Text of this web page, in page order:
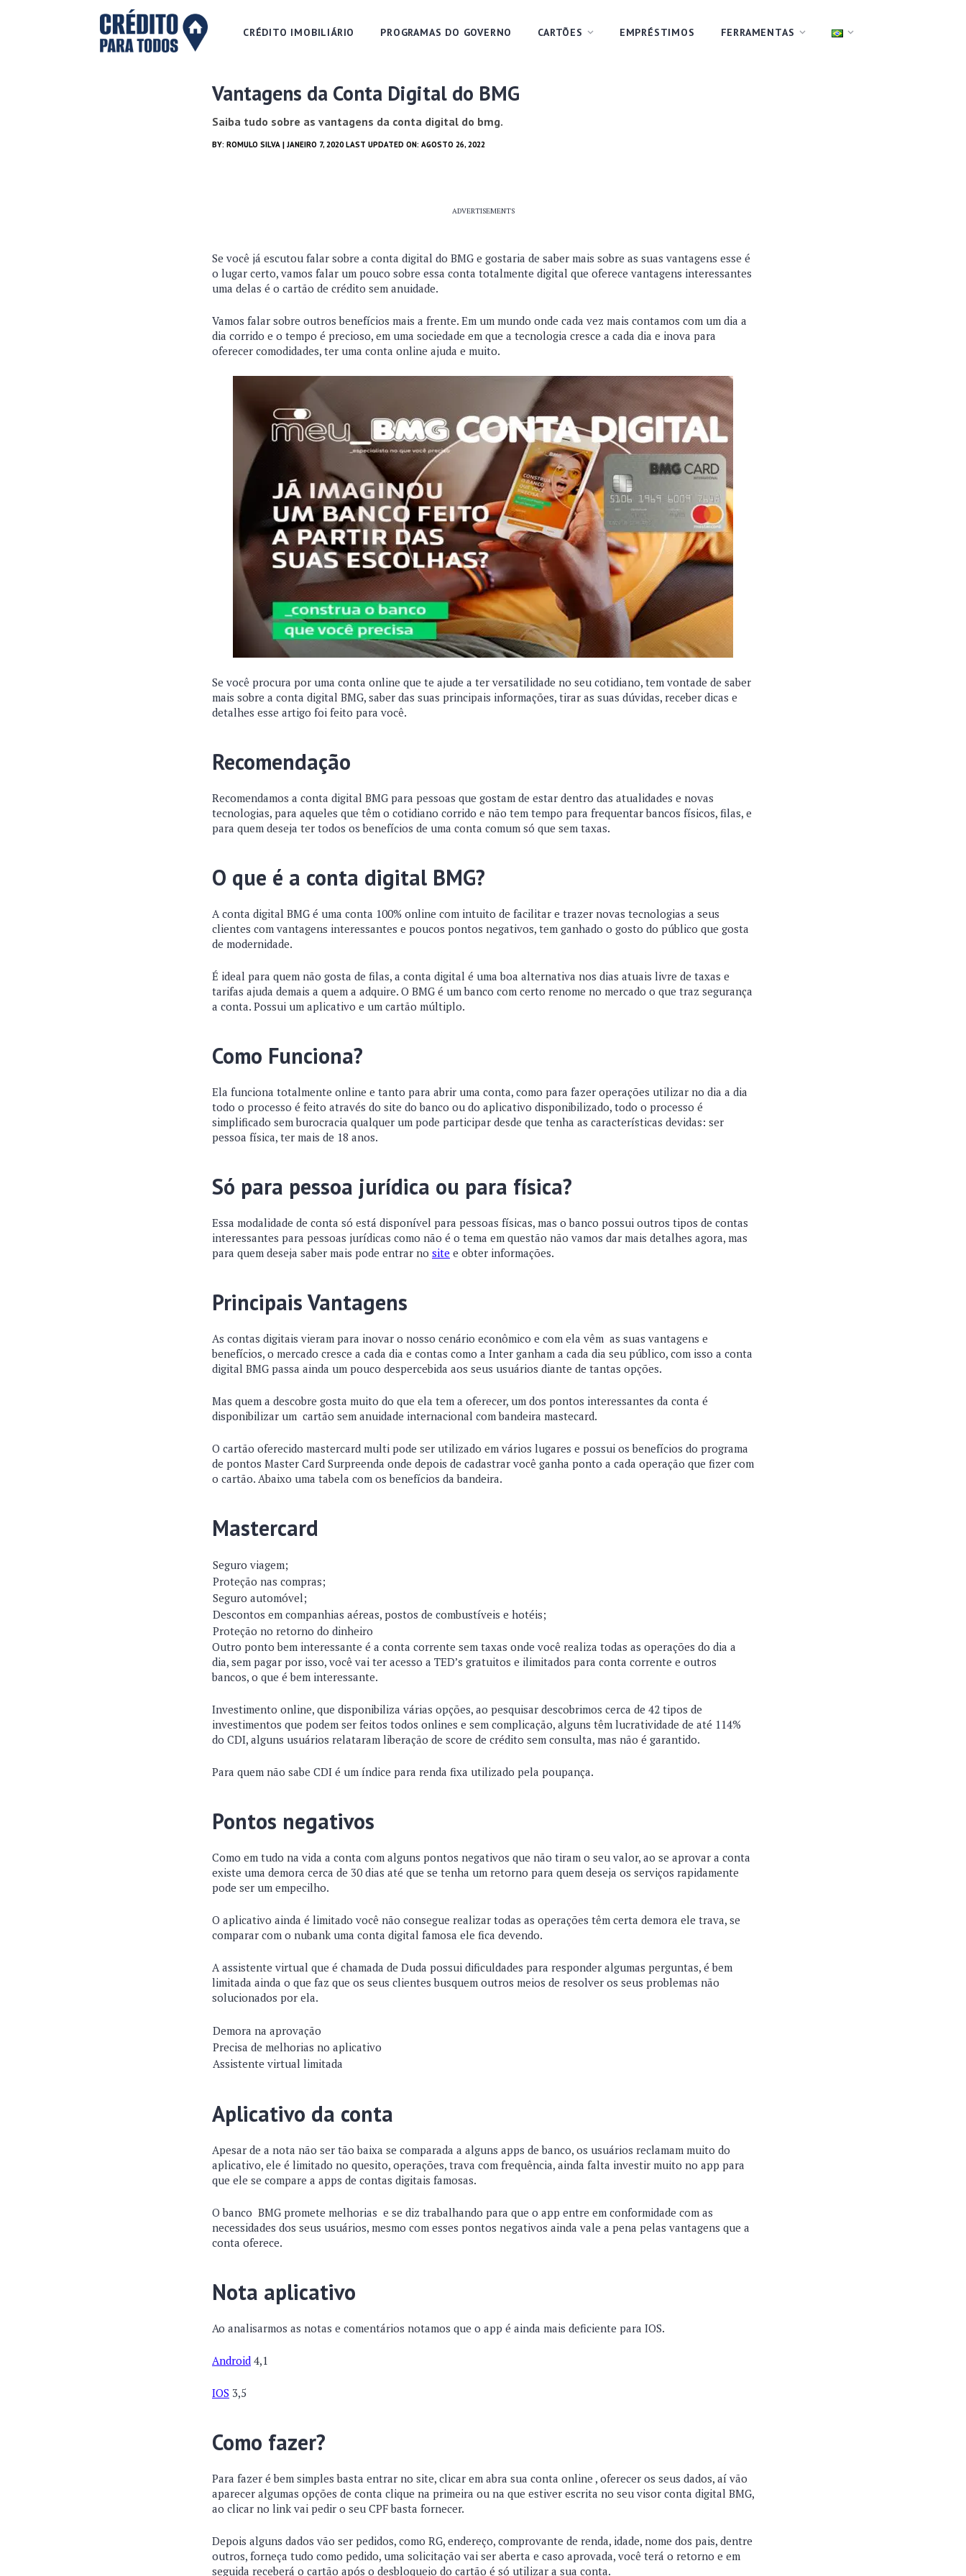
CRÉDITO IMOBILIÁRIO PROGRAMAS DO GOVERNO CARTÕES EMPRÉSTIMOS FERRAMENTAS
Vantagens da Conta Digital do BMG
Saiba tudo sobre as vantagens da conta digital do bmg.
BY: ROMULO SILVA | JANEIRO 7, 2020 LAST UPDATED ON: AGOSTO 26, 2022
ADVERTISEMENTS
Se você já escutou falar sobre a conta digital do BMG e gostaria de saber mais sobre as suas vantagens esse é
o lugar certo, vamos falar um pouco sobre essa conta totalmente digital que oferece vantagens interessantes
uma delas é o cartão de crédito sem anuidade.
Vamos falar sobre outros benefícios mais a frente. Em um mundo onde cada vez mais contamos com um dia a
dia corrido e o tempo é precioso, em uma sociedade em que a tecnologia cresce a cada dia e inova para
oferecer comodidades, ter uma conta online ajuda e muito.
Se você procura por uma conta online que te ajude a ter versatilidade no seu cotidiano, tem vontade de saber
mais sobre a conta digital BMG, saber das suas principais informações, tirar as suas dúvidas, receber dicas e
detalhes esse artigo foi feito para você.
Recomendação
Recomendamos a conta digital BMG para pessoas que gostam de estar dentro das atualidades e novas
tecnologias, para aqueles que têm o cotidiano corrido e não tem tempo para frequentar bancos físicos, filas, e
para quem deseja ter todos os benefícios de uma conta comum só que sem taxas.
O que é a conta digital BMG?
A conta digital BMG é uma conta 100% online com intuito de facilitar e trazer novas tecnologias a seus
clientes com vantagens interessantes e poucos pontos negativos, tem ganhado o gosto do público que gosta
de modernidade.
É ideal para quem não gosta de filas, a conta digital é uma boa alternativa nos dias atuais livre de taxas e
tarifas ajuda demais a quem a adquire. O BMG é um banco com certo renome no mercado o que traz segurança
a conta. Possui um aplicativo e um cartão múltiplo.
Como Funciona?
Ela funciona totalmente online e tanto para abrir uma conta, como para fazer operações utilizar no dia a dia
todo o processo é feito através do site do banco ou do aplicativo disponibilizado, todo o processo é
simplificado sem burocracia qualquer um pode participar desde que tenha as características devidas: ser
pessoa física, ter mais de 18 anos.
Só para pessoa jurídica ou para física?
Essa modalidade de conta só está disponível para pessoas físicas, mas o banco possui outros tipos de contas
interessantes para pessoas jurídicas como não é o tema em questão não vamos dar mais detalhes agora, mas
para quem deseja saber mais pode entrar no site e obter informações.
Principais Vantagens
As contas digitais vieram para inovar o nosso cenário econômico e com ela vêm as suas vantagens e
benefícios, o mercado cresce a cada dia e contas como a Inter ganham a cada dia seu público, com isso a conta
digital BMG passa ainda um pouco despercebida aos seus usuários diante de tantas opções.
Mas quem a descobre gosta muito do que ela tem a oferecer, um dos pontos interessantes da conta é
disponibilizar um cartão sem anuidade internacional com bandeira mastecard.
O cartão oferecido mastercard multi pode ser utilizado em vários lugares e possui os benefícios do programa
de pontos Master Card Surpreenda onde depois de cadastrar você ganha ponto a cada operação que fizer com
o cartão. Abaixo uma tabela com os benefícios da bandeira.
Mastercard
Seguro viagem;
Proteção nas compras;
Seguro automóvel;
Descontos em companhias aéreas, postos de combustíveis e hotéis;
Proteção no retorno do dinheiro
Outro ponto bem interessante é a conta corrente sem taxas onde você realiza todas as operações do dia a
dia, sem pagar por isso, você vai ter acesso a TED’s gratuitos e ilimitados para conta corrente e outros
bancos, o que é bem interessante.
Investimento online, que disponibiliza várias opções, ao pesquisar descobrimos cerca de 42 tipos de
investimentos que podem ser feitos todos onlines e sem complicação, alguns têm lucratividade de até 114%
do CDI, alguns usuários relataram liberação de score de crédito sem consulta, mas não é garantido.
Para quem não sabe CDI é um índice para renda fixa utilizado pela poupança.
Pontos negativos
Como em tudo na vida a conta com alguns pontos negativos que não tiram o seu valor, ao se aprovar a conta
existe uma demora cerca de 30 dias até que se tenha um retorno para quem deseja os serviços rapidamente
pode ser um empecilho.
O aplicativo ainda é limitado você não consegue realizar todas as operações têm certa demora ele trava, se
comparar com o nubank uma conta digital famosa ele fica devendo.
A assistente virtual que é chamada de Duda possui dificuldades para responder algumas perguntas, é bem
limitada ainda o que faz que os seus clientes busquem outros meios de resolver os seus problemas não
solucionados por ela.
Demora na aprovação
Precisa de melhorias no aplicativo
Assistente virtual limitada
Aplicativo da conta
Apesar de a nota não ser tão baixa se comparada a alguns apps de banco, os usuários reclamam muito do
aplicativo, ele é limitado no quesito, operações, trava com frequência, ainda falta investir muito no app para
que ele se compare a apps de contas digitais famosas.
O banco BMG promete melhorias e se diz trabalhando para que o app entre em conformidade com as
necessidades dos seus usuários, mesmo com esses pontos negativos ainda vale a pena pelas vantagens que a
conta oferece.
Nota aplicativo
Ao analisarmos as notas e comentários notamos que o app é ainda mais deficiente para IOS.
Android 4,1
IOS 3,5
Como fazer?
Para fazer é bem simples basta entrar no site, clicar em abra sua conta online , oferecer os seus dados, aí vão
aparecer algumas opções de conta clique na primeira ou na que estiver escrita no seu visor conta digital BMG,
ao clicar no link vai pedir o seu CPF basta fornecer.
Depois alguns dados vão ser pedidos, como RG, endereço, comprovante de renda, idade, nome dos pais, dentre
outros, forneça tudo como pedido, uma solicitação vai ser aberta e caso aprovada, você terá o retorno e em
seguida receberá o cartão após o desbloqueio do cartão é só utilizar a sua conta.